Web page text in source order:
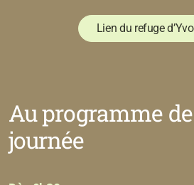
Lien du refuge
Au programme
journée